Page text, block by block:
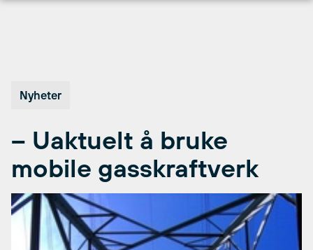
Nyheter
– Uaktuelt å bruke
mobile gasskraftverk